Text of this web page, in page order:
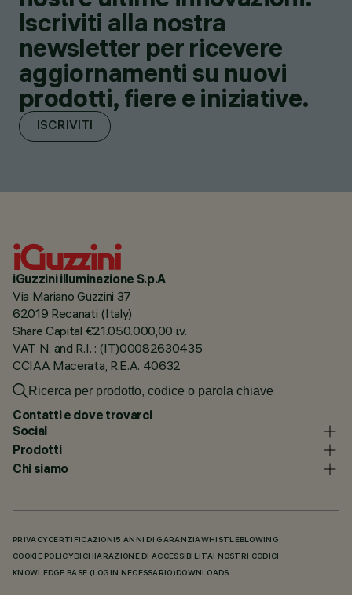
Iscriviti alla nostra
newsletter per ricevere
aggiornamenti su nuovi
prodotti, fiere e iniziative.
ISCRIVITI
iGuzzini illuminazione S.p.A
Via Mariano Guzzini 37
62019 Recanati (Italy)
Share Capital €21.050.000,00 i.v.
VAT N. and R.I. : (IT)00082630435
CCIAA Macerata, R.E.A. 40632
Contatti e dove trovarci
Social
Prodotti
Chi siamo
PRIVACY CERTIFICAZIONI 5 ANNI DI GARANZIAWHISTLEBLOWING
COOKIE POLICY DICHIARAZIONE DI ACCESSIBILITÀI NOSTRI CODICI
KNOWLEDGE BASE (LOGIN NECESSARIO) DOWNLOADS